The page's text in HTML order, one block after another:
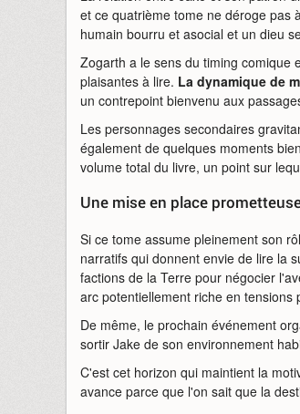
et ce quatrième tome ne déroge pas
humain bourru et asocial et un dieu
Zogarth a le sens du timing comique
plaisantes à lire. La dynamique de
un contrepoint bienvenu aux
Les personnages secondaires
également de quelques moments
volume total du livre, un point sur
Une mise en place
Si ce tome assume pleinement son
narratifs qui donnent envie de lire la
factions de la Terre pour négocier
arc potentiellement riche en
De même, le prochain événement
sortir Jake de son environnement
C'est cet horizon qui maintient la
avance parce que l'on sait que la